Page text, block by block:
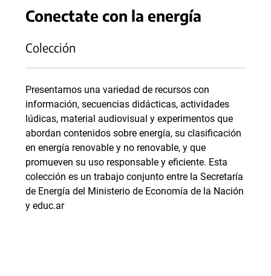
Conectate con la energía
Colección
Presentamos una variedad de recursos con
información, secuencias didácticas, actividades
lúdicas, material audiovisual y experimentos que
abordan contenidos sobre energía, su clasificación
en energía renovable y no renovable, y que
promueven su uso responsable y eficiente. Esta
colección es un trabajo conjunto entre la Secretaría
de Energía del Ministerio de Economía de la Nación
y educ.ar